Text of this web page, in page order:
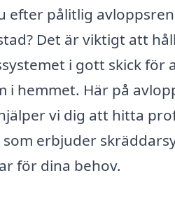
efter pålitlig
Det är viktigt att
i gott skick för
i hemmet. Här på
vi dig att hitta
erbjuder
för dina behov.